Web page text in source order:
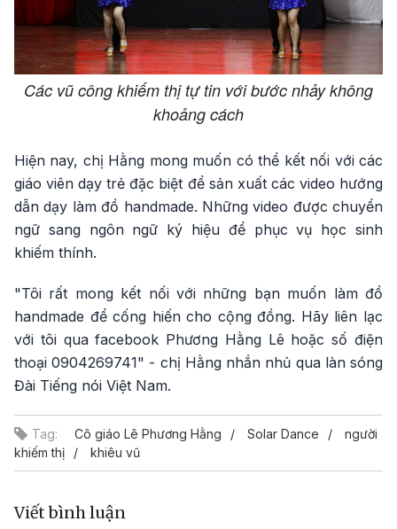
Các vũ công khiếm thị tự tin với bước nhảy không
khoảng cách
Hiện nay, chị Hằng mong muốn có thể kết nối với các
giáo viên dạy trẻ đặc biệt để sản xuất các video hướng
dẫn dạy làm đồ handmade. Những video được chuyển
ngữ sang ngôn ngữ ký hiệu để phục vụ học sinh
khiếm thính.
"Tôi rất mong kết nối với những bạn muốn làm đồ
handmade để cống hiến cho cộng đồng. Hãy liên lạc
với tôi qua facebook Phương Hằng Lê hoặc số điện
thoại 0904269741" - chị Hằng nhắn nhủ qua làn sóng
Đài Tiếng nói Việt Nam.
Tag: Cô giáo Lê Phương Hằng Solar Dance
người
khiếm thị
khiêu vũ
Viết bình luận